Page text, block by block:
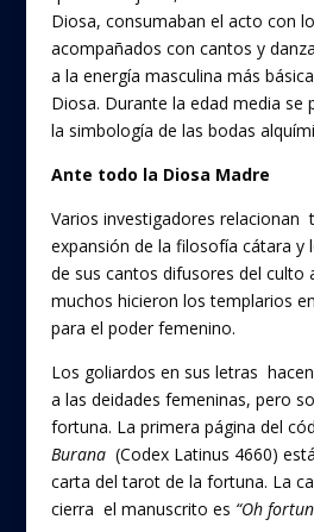
Diosa, consumaban el acto con
acompañados con cantos y
a la energía masculina más
Diosa. Durante la edad media se
la simbología de las bodas
Ante todo la Diosa Madre
Varios investigadores relacionan
expansión de la filosofía cátara y
de sus cantos difusores del culto
muchos hicieron los templarios
para el poder femenino.
Los goliardos en sus letras
a las deidades femeninas, pero
fortuna. La primera página del
Burana(Codex Latinus 4660)
carta del tarot de la fortuna. La
cierra el manuscrito es “Oh